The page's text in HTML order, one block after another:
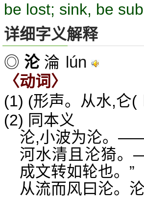
be lost; sink, be
详细字义解释
◎ 沦淪 lún
〈动词〉
(1) (形声。从水,仑(
(2) 同本义
沦,小波为沦。——
河水清且沦猗。
成文转如轮也。”
从流而风曰沦。